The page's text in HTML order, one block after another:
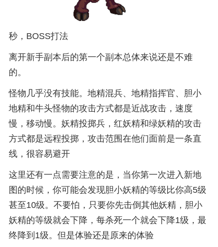
秒，BOSS打法
离开新手副本后的第一个副本总体来说还是不难
的。
怪物几乎没有技能。地精混兵、地精指挥官、胆小
地精和牛头怪物的攻击方式都是近战攻击，速度
慢，移动慢。妖精投掷兵，红妖精和绿妖精的攻击
方式都是远程投掷，攻击范围在他们面前是一条直
线，很容易避开
这里还有一点需要注意的是，当你第一次进入新地
图的时候，你可能会发现胆小妖精的等级比你高5级
甚至10级。不要怕，只要你先击倒其他妖精，胆小
妖精的等级就会下降，每杀死一个就会下降1级，最
终降到1级。但是体验还是原来的体验